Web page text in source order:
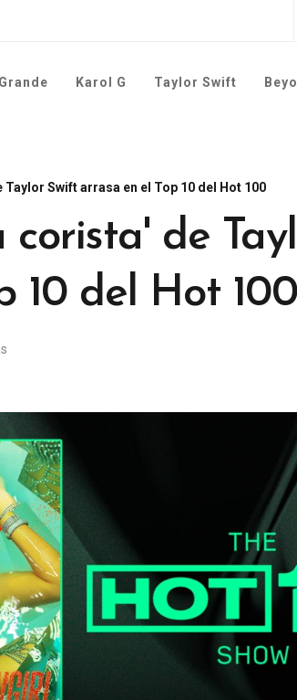
Karol G Taylor Swift
Swift arrasa en el Top 10 del Hot 100
de
10 del Hot 100